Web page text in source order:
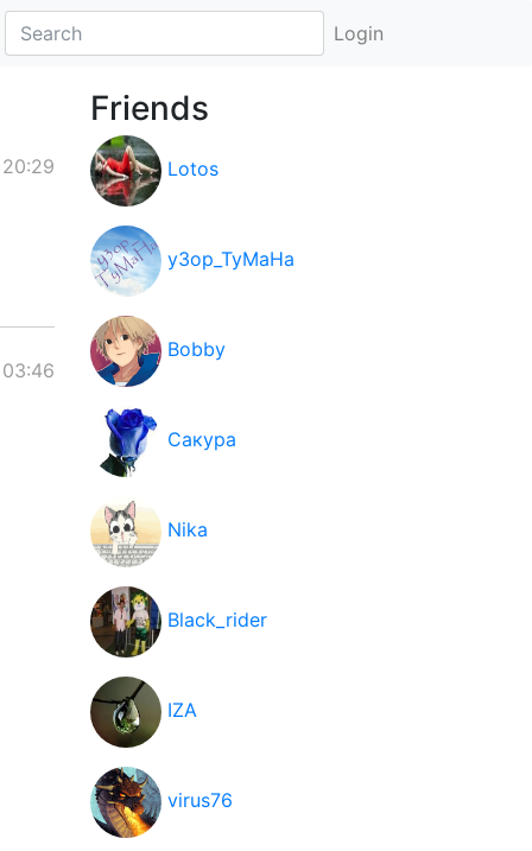
Login
Friends
Lotos
y3op_TyMaHa
Bobby
Сакура
Nika
Black_rider
IZA
virus76